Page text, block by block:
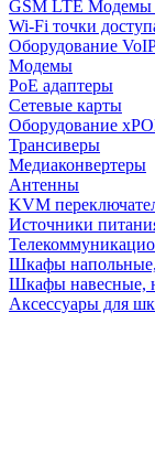
GSM LTE Модемы
Wi-Fi точки
Оборудование
Модемы
PoE адаптеры
Сетевые карты
Оборудование
Трансиверы
Медиаконвертеры
Антенны
KVM
Источники
Шкафы
Шкафы навесные,
Аксессуары для